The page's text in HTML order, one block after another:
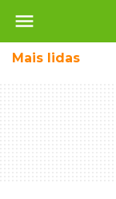
menu
Mais lidas